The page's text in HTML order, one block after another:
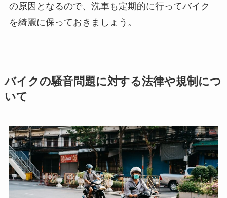
の原因となるので、洗車も定期的に行ってバイク
を綺麗に保っておきましょう。
バイクの騒音問題に対する法律や規制につ
いて